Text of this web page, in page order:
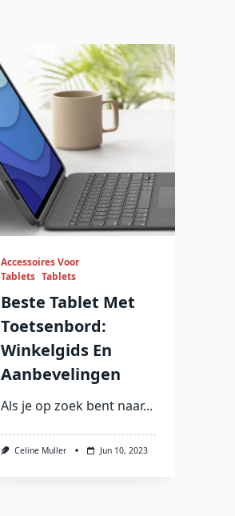
Accessoires Voor
Tablets Tablets
Beste Tablet Met
Toetsenbord:
Winkelgids En
Aanbevelingen
Als je op zoek bent naar...
Celine Muller Jun 10, 2023